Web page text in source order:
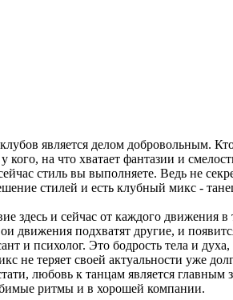
является делом добровольным.
у кого, на что хватает фантазии и
стиль вы выполняете. Ведь не
стилей и есть клубный микс -
здесь и сейчас от каждого
движения подхватят другие, и
и психолог. Это бодрость тела и
не теряет своей актуальности уже
любовь к танцам является
ритмы и в хорошей компании.